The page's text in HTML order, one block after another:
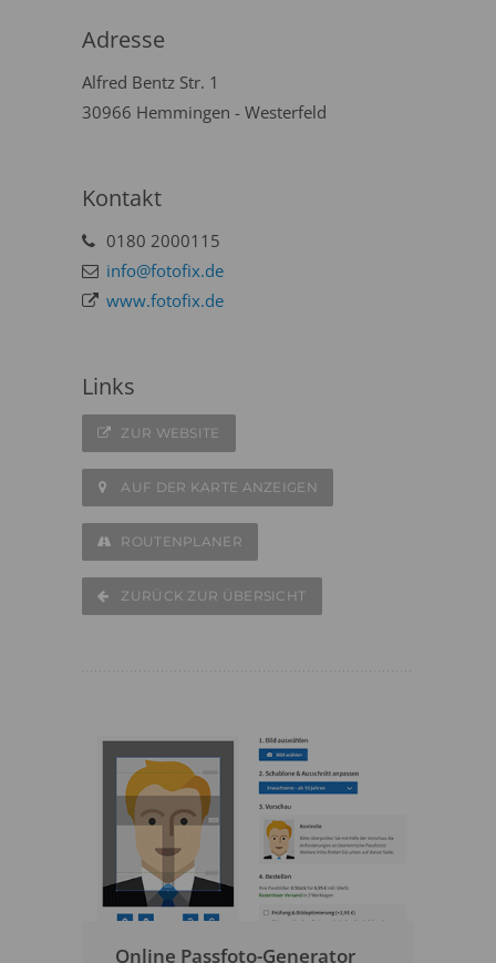
Adresse
Alfred Bentz Str. 1
30966 Hemmingen - Westerfeld
Kontakt
0180 2000115
info@fotofix.de
www.fotofix.de
Links
ZUR WEBSITE
AUF DER KARTE ANZEIGEN
ROUTENPLANER
ZURÜCK ZUR ÜBERSICHT
Online Passfoto-Generator